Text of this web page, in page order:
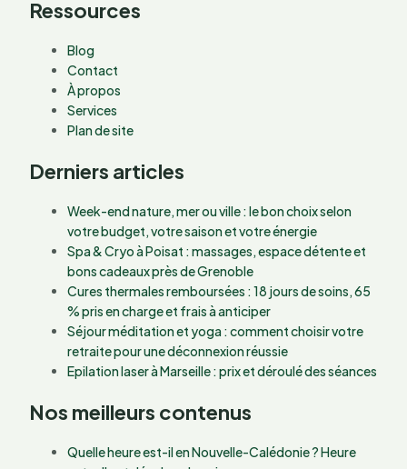
Ressources
Blog
Contact
À propos
Services
Plan de site
Derniers articles
Week-end nature, mer ou ville : le bon choix selon
votre budget, votre saison et votre énergie
Spa & Cryo à Poisat : massages, espace détente et
bons cadeaux près de Grenoble
Cures thermales remboursées : 18 jours de soins, 65
% pris en charge et frais à anticiper
Séjour méditation et yoga : comment choisir votre
retraite pour une déconnexion réussie
Epilation laser à Marseille : prix et déroulé des séances
Nos meilleurs contenus
Quelle heure est-il en Nouvelle-Calédonie ? Heure